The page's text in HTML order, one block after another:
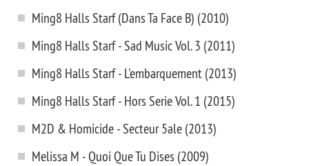
Ming8 Halls Starf (Dans Ta Face B) (2010)
Ming8 Halls Starf - Sad Music Vol. 3 (2011)
Ming8 Halls Starf - L'embarquement (2013)
Ming8 Halls Starf - Hors Serie Vol. 1 (2015)
M2D & Homicide - Secteur 5ale (2013)
Melissa M - Quoi Que Tu Dises (2009)